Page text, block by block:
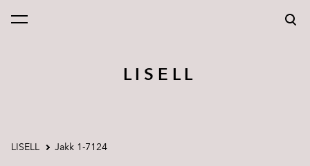
L I S E L L
lisati ostukorvi.
LISELL Jakk 1-7124